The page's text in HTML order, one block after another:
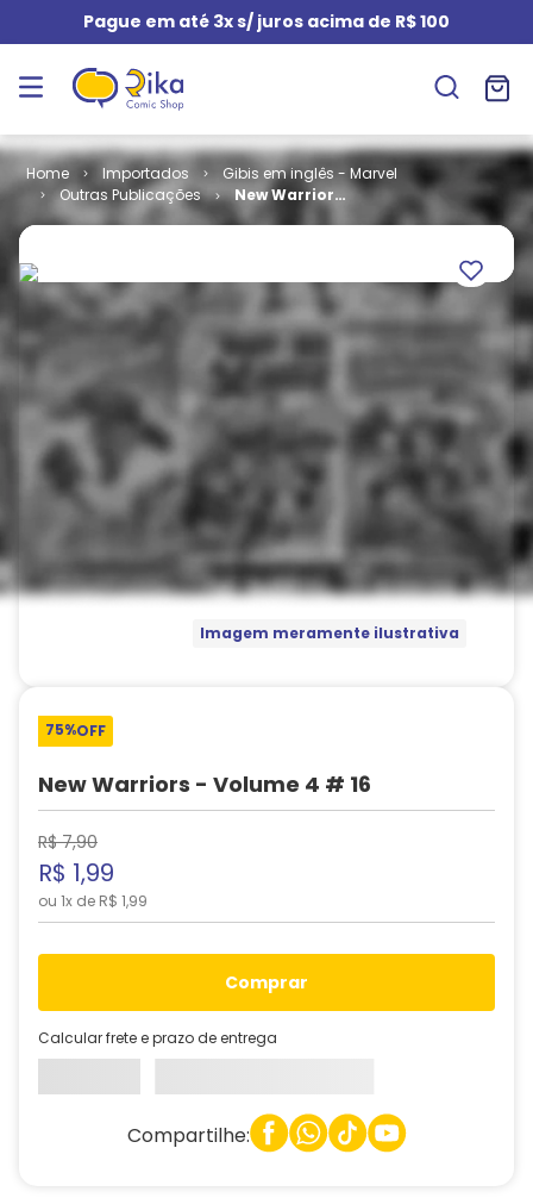
Pague em até 3x s/ juros acima de R$ 100
Importados
Gibis em inglês - Marvel
Outras Publicações
New Warriors
- Volume 4 #
Imagem meramente ilustrativa
75%OFF
New Warriors - Volume 4 # 16
R$ 7,90
R$ 1,99
ou 1x de R$ 1,99
comprar
Calcular frete e prazo de entrega
Compartilhe: